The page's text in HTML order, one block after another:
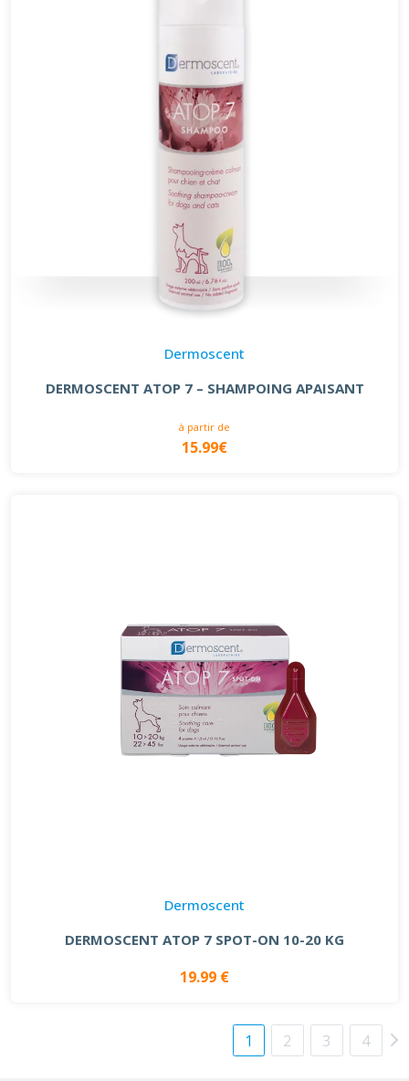
Dermoscent
DERMOSCENT ATOP 7 – SHAMPOING APAISANT
à partir de
15.99€
Dermoscent
DERMOSCENT ATOP 7 SPOT-ON 10-20 KG
19.99 €
1 2 3 4